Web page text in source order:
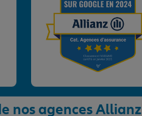
nos agences Allianz